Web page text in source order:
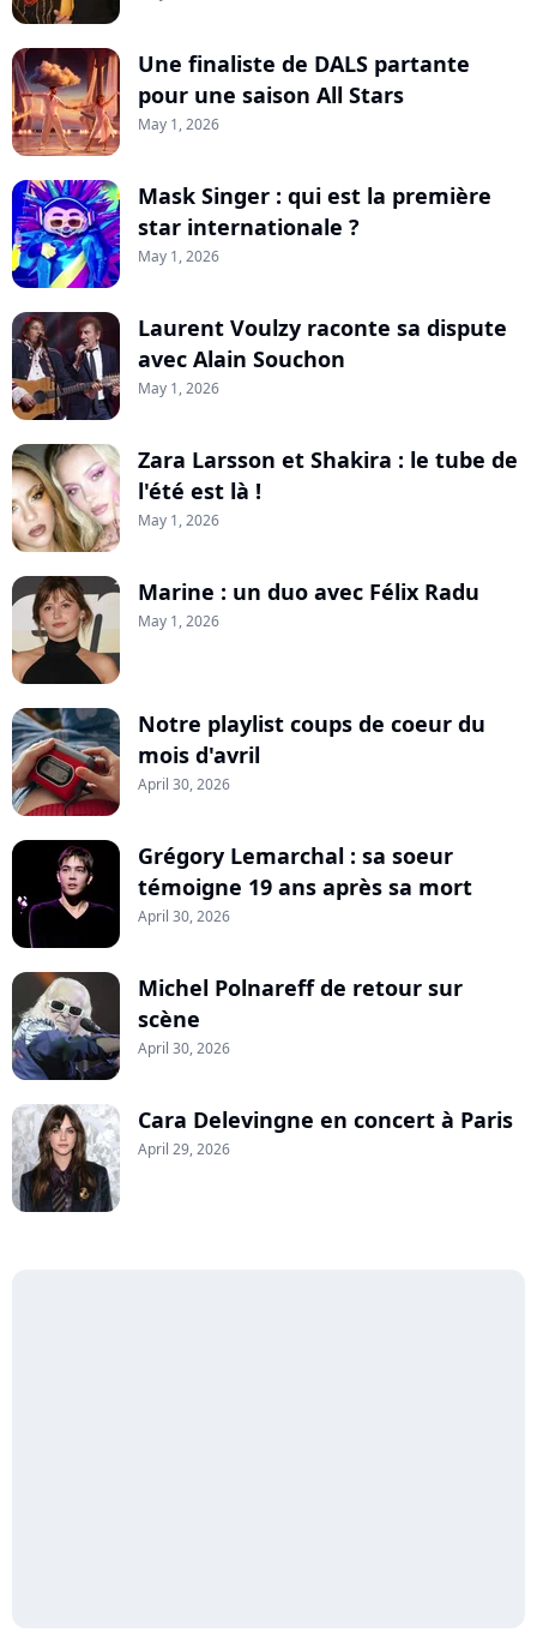
Une finaliste de DALS partante
pour une saison All Stars
May 1, 2026
Mask Singer : qui est la première
star internationale ?
May 1, 2026
Laurent Voulzy raconte sa dispute
avec Alain Souchon
May 1, 2026
Zara Larsson et Shakira : le tube de
l'été est là !
May 1, 2026
Marine : un duo avec Félix Radu
May 1, 2026
Notre playlist coups de coeur du
mois d'avril
April 30, 2026
Grégory Lemarchal : sa soeur
témoigne 19 ans après sa mort
April 30, 2026
Michel Polnareff de retour sur
scène
April 30, 2026
Cara Delevingne en concert à Paris
April 29, 2026